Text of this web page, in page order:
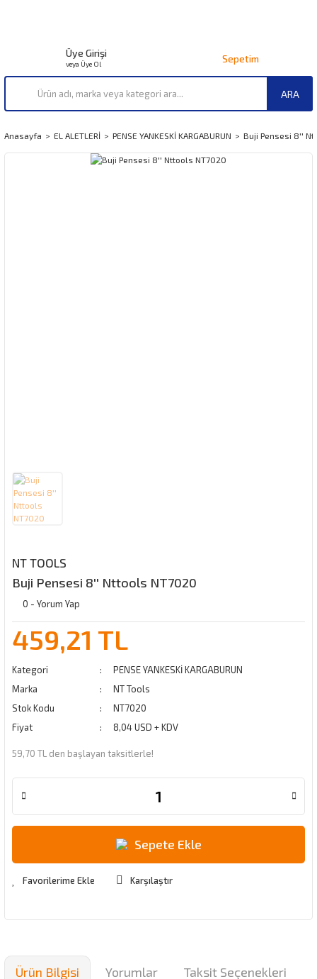
ARA
Üye Girişi
veya Üye Ol Sepetim
Anasayfa EL ALETLERİ PENSE YANKESKİ KARGABURUN Buji Pensesi 8''
NT TOOLS
Buji Pensesi 8'' Nttools NT7020
0 - Yorum Yap
459,21 TL
Kategori
PENSE YANKESKİ KARGABURUN
Marka
NT Tools
Stok Kodu
NT7020
Fiyat
8,04 USD + KDV
59,70 TL den başlayan taksitlerle!
Sepete Ekle
Karşılaştır
Ürün Bilgisi Yorumlar Taksit Seçenekleri